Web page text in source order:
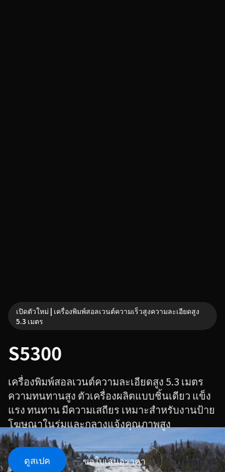
เปิดตัวใหม่ | เครื่องพิมพ์สอลเวนต์ความเร็วสูงความละเอียดสูง
5.3 เมตร
S5300
เครื่องพิมพ์สอลเวนต์ความละเอียดสูง 5.3 เมตร
ความทนทานสูง ตัวเครื่องผลิตแบบชิ้นเดียว แข็ง
แรง ทนทาน มีความเสถียร เหมาะสำหรับงานป้าย
โฆษณาในร่มและกลางแจ้งคุณภาพสูง
ดูสเปค ขอใบเสนอราคา